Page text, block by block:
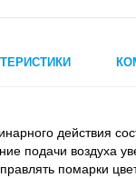
действия
подачи воздуха
помарки